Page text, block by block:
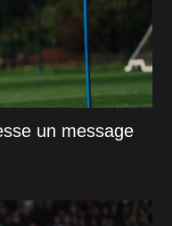
un message